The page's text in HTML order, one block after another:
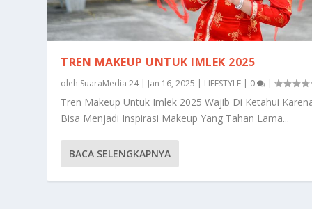
TREN MAKEUP UNTUK IMLEK 2025
oleh SuaraMedia 24| Jan 16, 2025 | LIFESTYLE | 0 |
Tren Makeup Untuk Imlek 2025 Wajib Di Ketahui
Bisa Menjadi Inspirasi Makeup Yang Tahan Lama...
BACA SELENGKAPNYA